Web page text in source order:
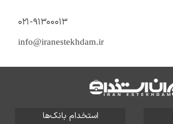
۰۲۱-۹۱۳۰۰۰۱۳
info@iranestekhdam.ir
استخدام بانک‌ها